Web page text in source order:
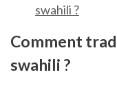
swahili ?
Comment
swahili ?